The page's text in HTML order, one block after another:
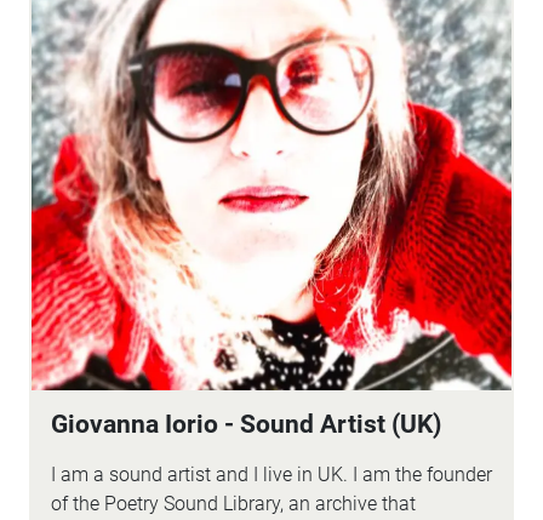
Giovanna Iorio - Sound Artist (UK)
I am a sound artist and I live in UK. I am the founder
of the Poetry Sound Library, an archive that